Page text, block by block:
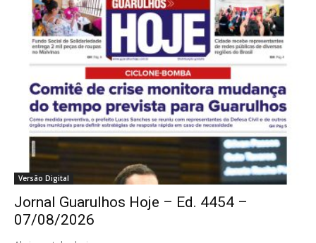
Versão Digital
Jornal Guarulhos Hoje – Ed. 4454 –
07/08/2026